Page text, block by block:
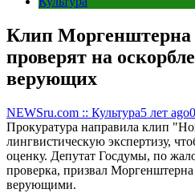
Клип Моргенштерна
проверят на
верующих
NEWSru.com :: Культура5 лет ago0
Прокуратура направила клип
лингвистическую экспертизу,
оценку. Депутат Госдумы, по
проверка, призвал Моргенштерна
верующими.